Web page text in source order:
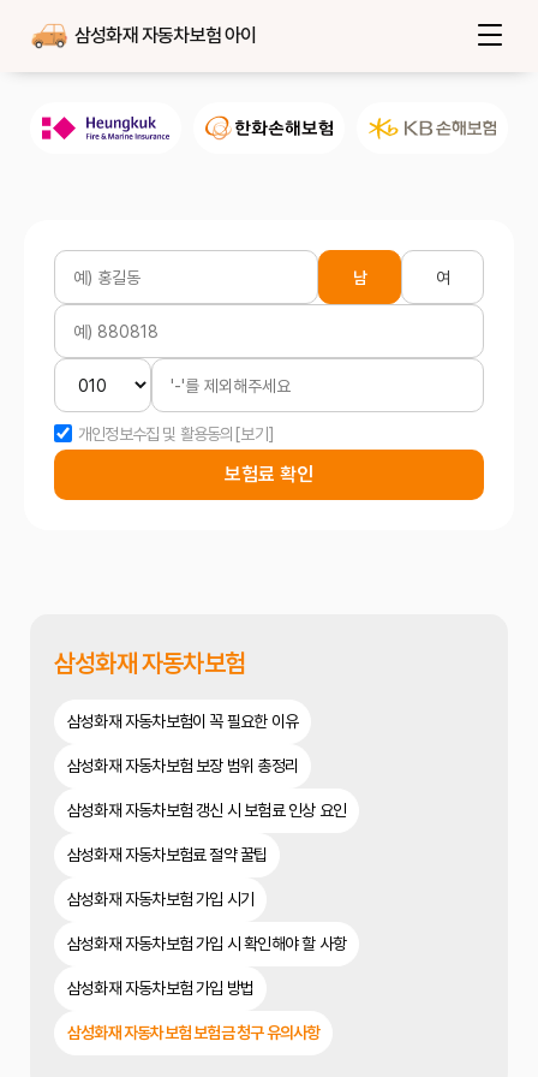
삼성화재 자동차보험 아이
남 여
개인정보수집 및 활용동의 [보기]
보험료 확인
삼성화재 자동차보험
삼성화재 자동차보험이 꼭 필요한 이유
삼성화재 자동차보험 보장 범위 총정리
삼성화재 자동차보험 갱신 시 보험료 인상 요인
삼성화재 자동차보험료 절약 꿀팁
삼성화재 자동차보험 가입 시기
삼성화재 자동차보험 가입 시 확인해야 할 사항
삼성화재 자동차보험 가입 방법
삼성화재 자동차보험 보험금 청구 유의사항